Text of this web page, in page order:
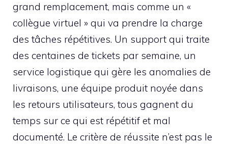
grand remplacement, mais comme un «
collègue virtuel » qui va prendre la charge
des tâches répétitives. Un support qui traite
des centaines de tickets par semaine, un
service logistique qui gère les anomalies de
livraisons, une équipe produit noyée dans
les retours utilisateurs, tous gagnent du
temps sur ce qui est répétitif et mal
documenté. Le critère de réussite n’est pas le